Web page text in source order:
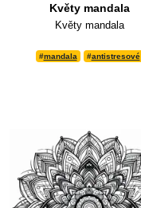
Květy mandala
Květy mandala
#mandala #antistresové